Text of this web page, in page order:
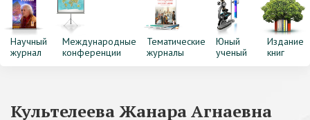
Научный
журнал
Международные
конференции
Тематические
журналы
Юный
ученый
Издание
книг
Культелеева Жанара Агнаевна